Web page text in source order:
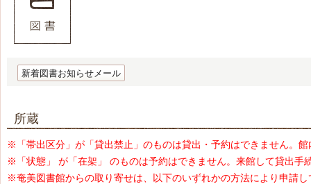
新着図書お知らせメール
所蔵
※「帯出区分」が「貸出禁止」のものは貸出・予約はできません。
※「状態」 が「在架」 のものは予約はできません。来館して貸出手
※奄美図書館からの取り寄せは、以下のいずれかの方法により申請し